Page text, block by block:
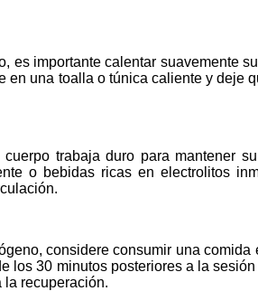
es importante calentar suavemente
en una toalla o túnica caliente y deje
trabaja duro para mantener su
o bebidas ricas en electrolitos
considere consumir una comida
los 30 minutos posteriores a la
la recuperación.